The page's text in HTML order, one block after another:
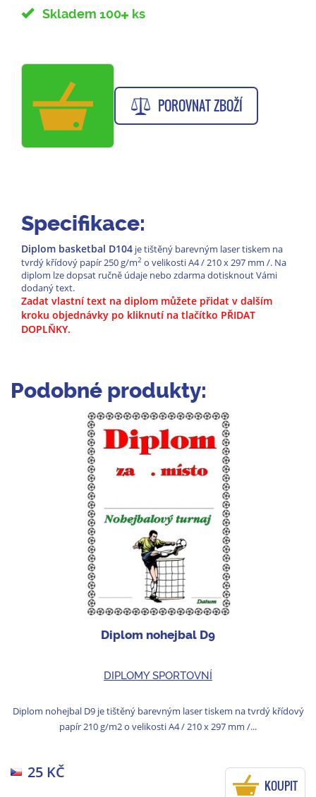
Skladem 100 ks
POROVNAT ZBOŽÍ
Specifikace:
Diplom basketbal D104 je tištěný barevným laser tiskem na
tvrdý křídový papír 250 g/m2 o velikosti A4 / 210 x 297 mm /. Na
diplom lze dopsat ručně údaje nebo zdarma dotisknout Vámi
dodaný text.
Zadat vlastní text na diplom můžete přidat v dalším
kroku objednávky po kliknutí na tlačítko PŘIDAT
DOPLŇKY.
Podobné produkty:
Diplom nohejbal D9
DIPLOMY SPORTOVNÍ
Diplom nohejbal D9 je tištěný barevným laser tiskem na tvrdý křídový
papír 210 g/m2 o velikosti A4 / 210 x 297 mm /...
25 KČ
KOUPIT